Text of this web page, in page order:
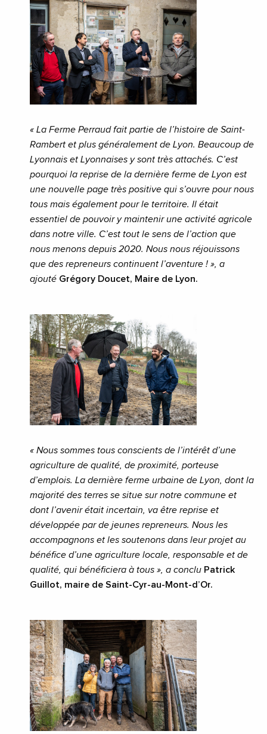
« La Ferme Perraud fait partie de l’histoire de Saint-
Rambert et plus généralement de Lyon. Beaucoup de
Lyonnais et Lyonnaises y sont très attachés. C’est
pourquoi la reprise de la dernière ferme de Lyon est
une nouvelle page très positive qui s’ouvre pour nous
tous mais également pour le territoire. Il était
essentiel de pouvoir y maintenir une activité agricole
dans notre ville. C’est tout le sens de l’action que
nous menons depuis 2020. Nous nous réjouissons
que des repreneurs continuent l’aventure ! », a
ajouté Grégory Doucet, Maire de Lyon.
« Nous sommes tous conscients de l’intérêt d’une
agriculture de qualité, de proximité, porteuse
d’emplois. La dernière ferme urbaine de Lyon, dont la
majorité des terres se situe sur notre commune et
dont l’avenir était incertain, va être reprise et
développée par de jeunes repreneurs. Nous les
accompagnons et les soutenons dans leur projet au
bénéfice d’une agriculture locale, responsable et de
qualité, qui bénéficiera à tous », a conclu Patrick
Guillot, maire de Saint-Cyr-au-Mont-d’Or.